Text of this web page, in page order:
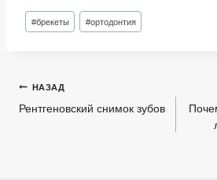
Метки
записи:
#брекеты #ортодонтия
Навигация
по
НАЗАД
Рентгеновский снимок зубов